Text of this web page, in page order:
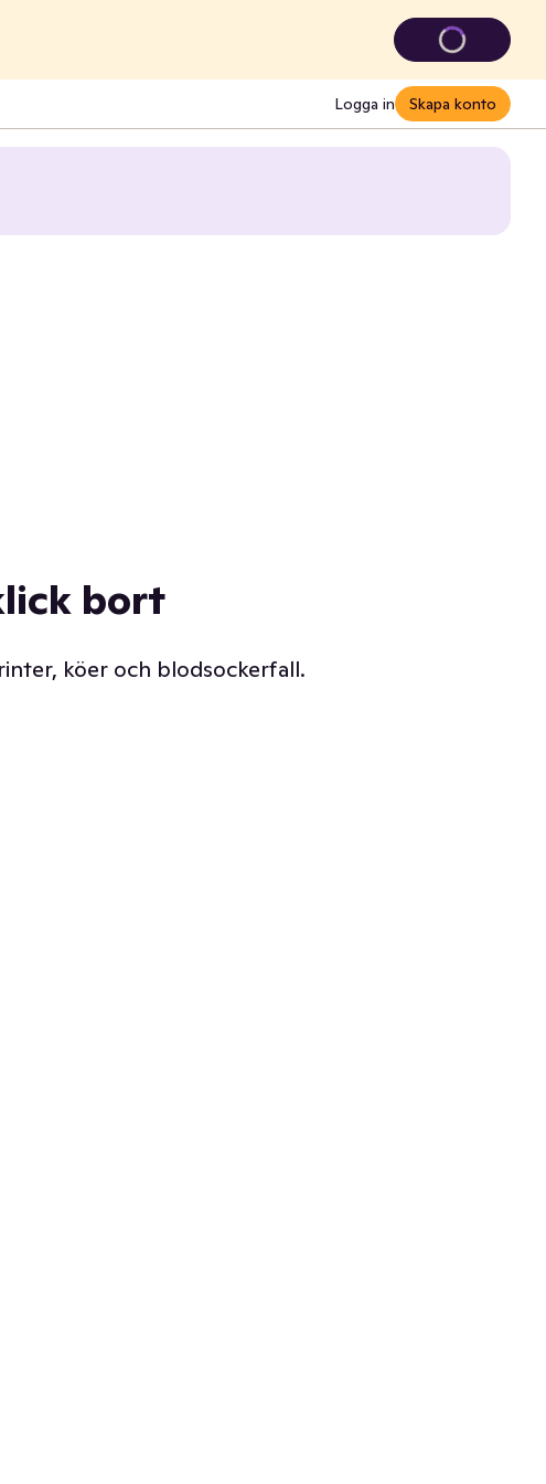
Logga in Skapa konto
bort
köer och blodsockerfall.